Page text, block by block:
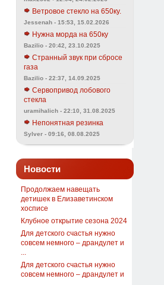
Ветровое стекло на 650ку.
Jessenah - 15:53, 15.02.2026
Нужна морда на 650ку
Bazilio - 20:42, 23.10.2025
Странный звук при сбросе
газа
Bazilio - 22:37, 14.09.2025
Сервопривод лобового
стекла
uramihalich - 22:10, 31.08.2025
Непонятная резинка
Sylver - 09:16, 08.08.2025
Новости
Продолжаем навещать
детишек в Елизаветинском
хосписе
Клубное открытие сезона 2024
Для детского счастья нужно
совсем немного – драндулет и
Для детского счастья нужно
совсем немного – драндулет и